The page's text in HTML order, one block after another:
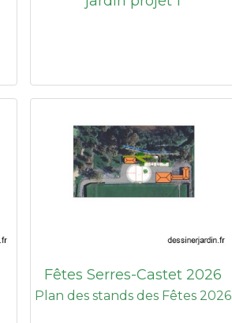
Fêtes Serres-Castet 2026
Plan des stands des Fêtes 2026